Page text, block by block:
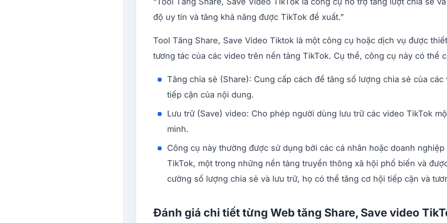
độ uy tín và tăng khả năng được TikTok đề xuất.”
Tool Tăng Share, Save Video Tiktok là một công cụ hoặc dịch vụ được
tương tác của các video trên nền tảng TikTok. Cụ thể, công cụ này có thể
Tăng chia sẻ (Share): Cung cấp cách để tăng số lượng chia sẻ của
tiếp cận của nội dung.
Lưu trữ (Save) video: Cho phép người dùng lưu trữ các video TikTok
mình.
Công cụ này thường được sử dụng bởi các cá nhân hoặc doanh
TikTok, một trong những nền tảng truyền thông xã hội phổ biến và
cường số lượng chia sẻ và lưu trữ, họ có thể tăng cơ hội tiếp cận và
Đánh giá chi tiết từng Web tăng Share, Save video